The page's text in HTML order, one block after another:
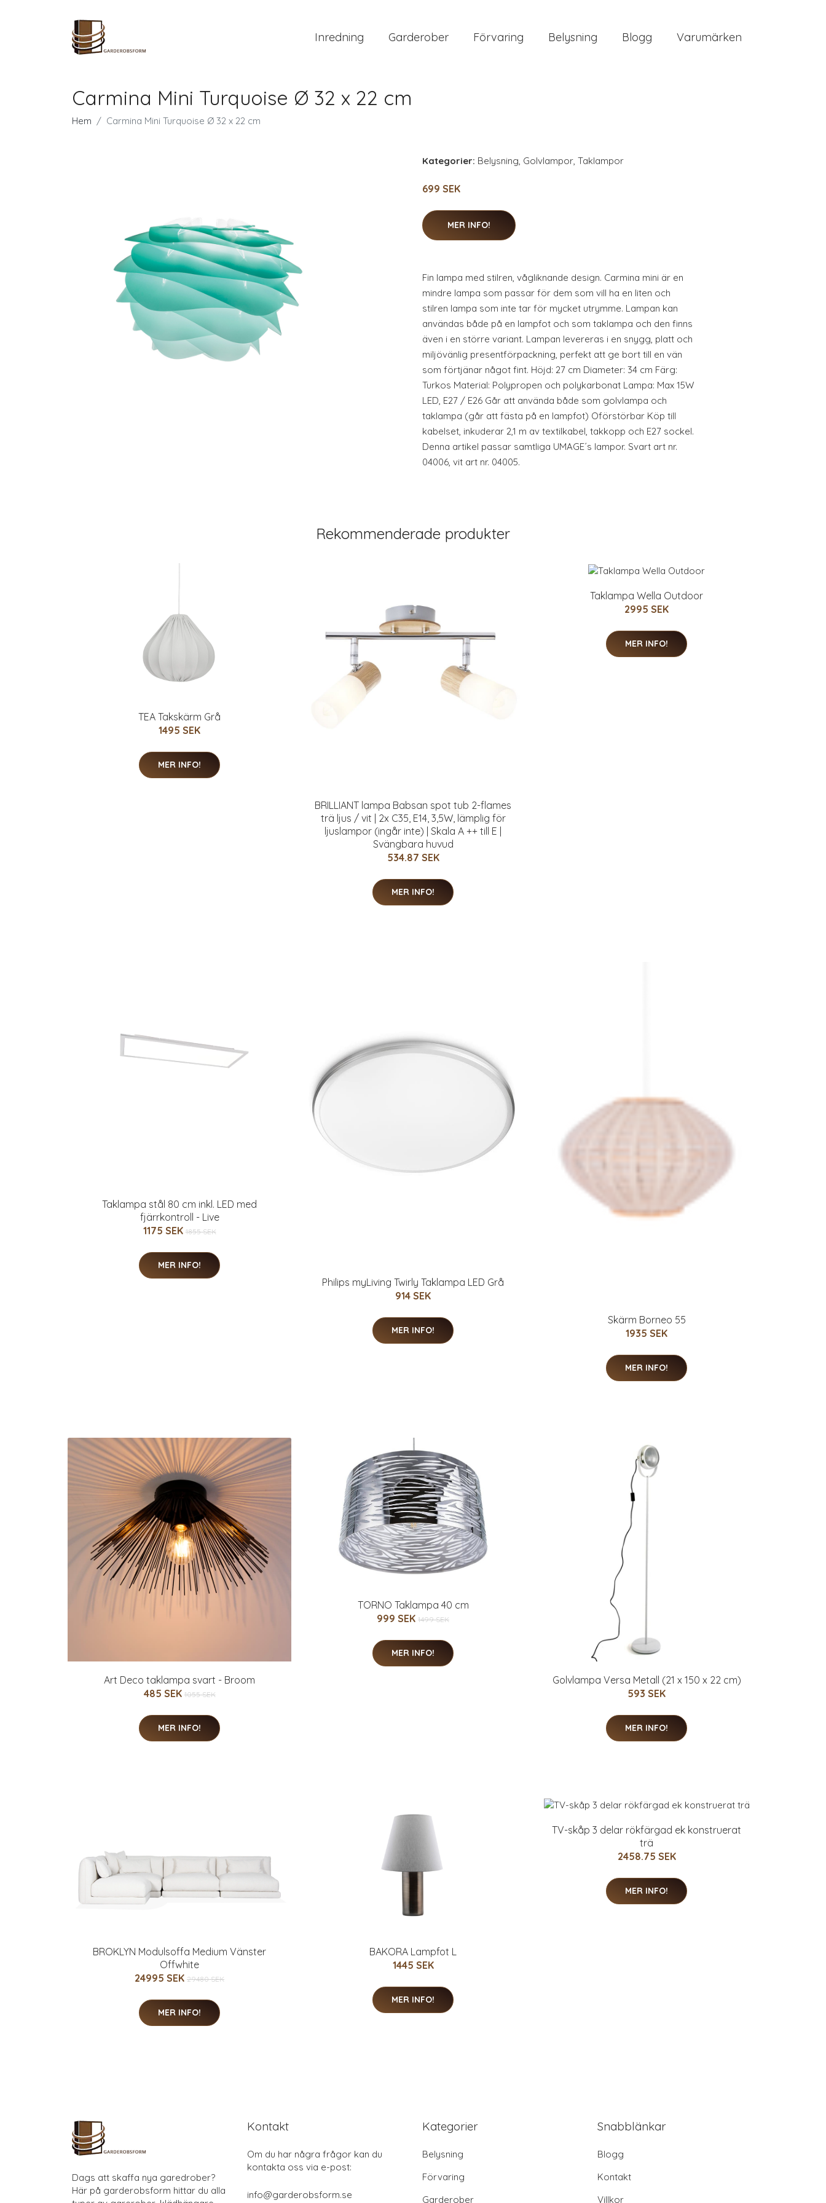
Inredning Garderober Förvaring Belysning Blogg Varumärken
Carmina Mini Turquoise Ø 32 x 22 cm
Hem Carmina Mini Turquoise Ø 32 x 22 cm
Kategorier: Belysning, Golvlampor, Taklampor
699 SEK
MER INFO!
Fin lampa med stilren, vågliknande design. Carmina mini är en
mindre lampa som passar för dem som vill ha en liten och
stilren lampa som inte tar för mycket utrymme. Lampan kan
användas både på en lampfot och som taklampa och den finns
även i en större variant. Lampan levereras i en snygg, platt och
miljövänlig presentförpackning, perfekt att ge bort till en vän
som förtjänar något fint. Höjd: 27 cm Diameter: 34 cm Färg:
Turkos Material: Polypropen och polykarbonat Lampa: Max 15W
LED, E27 / E26 Går att använda både som golvlampa och
taklampa (går att fästa på en lampfot) Oförstörbar Köp till
kabelset, inkuderar 2,1 m av textilkabel, takkopp och E27 sockel.
Denna artikel passar samtliga UMAGE´s lampor. Svart art nr.
04006, vit art nr. 04005.
Rekommenderade produkter
TEA Takskärm Grå
1495 SEK
MER INFO!
BRILLIANT lampa Babsan spot tub 2-flames
trä ljus / vit | 2x C35, E14, 3,5W, lämplig för
ljuslampor (ingår inte) | Skala A ++ till E |
Svängbara huvud
534.87 SEK
MER INFO!
Taklampa Wella Outdoor
2995 SEK
MER INFO!
Taklampa stål 80 cm inkl. LED med
fjärrkontroll - Live
1175 SEK 1855 SEK
MER INFO!
Philips myLiving Twirly Taklampa LED Grå
914 SEK
MER INFO!
Skärm Borneo 55
1935 SEK
MER INFO!
Art Deco taklampa svart - Broom
485 SEK 1055 SEK
MER INFO!
TORNO Taklampa 40 cm
999 SEK 1499 SEK
MER INFO!
Golvlampa Versa Metall (21 x 150 x 22 cm)
593 SEK
MER INFO!
BROKLYN Modulsoffa Medium Vänster
Offwhite
24995 SEK 29480 SEK
MER INFO!
BAKORA Lampfot L
1445 SEK
MER INFO!
TV-skåp 3 delar rökfärgad ek konstruerat
trä
2458.75 SEK
MER INFO!
Dags att skaffa nya garedrober?
Här på garderobsform hittar du alla
Kontakt
Om du har några frågor kan du
kontakta oss via e-post:
info@garderobsform.se
Kategorier
Belysning
Förvaring
Garderober
Snabblänkar
Blogg
Kontakt
Villkor